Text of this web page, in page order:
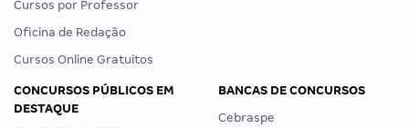
Cursos por Professor
Oficina de Redação
Cursos Online Gratuitos
CONCURSOS PÚBLICOS EM
DESTAQUE
BANCAS DE CONCURSOS
Cebraspe